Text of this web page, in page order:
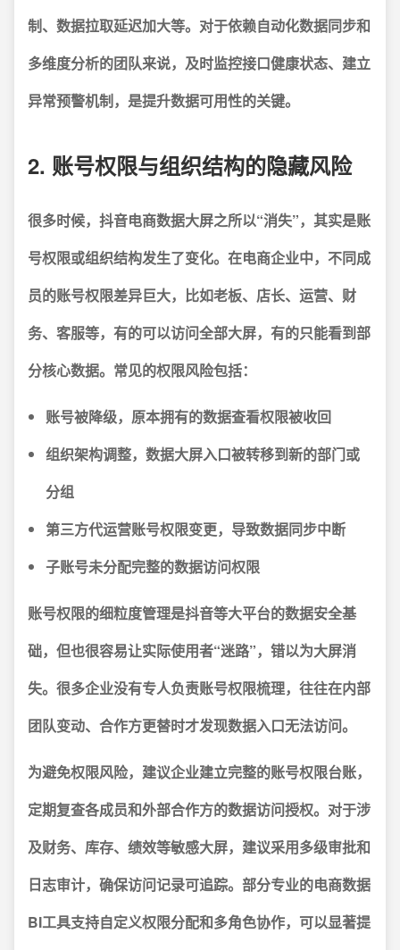
制、数据拉取延迟加大等。对于依赖自动化数据同步和
多维度分析的团队来说，及时监控接口健康状态、建立
异常预警机制，是提升数据可用性的关键。
2. 账号权限与组织结构的隐藏风险
很多时候，抖音电商数据大屏之所以“消失”，其实是账
号权限或组织结构发生了变化。 在电商企业中，不同成
员的账号权限差异巨大，比如老板、店长、运营、财
务、客服等，有的可以访问全部大屏，有的只能看到部
分核心数据。常见的权限风险包括：
账号被降级，原本拥有的数据查看权限被收回
组织架构调整，数据大屏入口被转移到新的部门或
分组
第三方代运营账号权限变更，导致数据同步中断
子账号未分配完整的数据访问权限
账号权限的细粒度管理是抖音等大平台的数据安全基
础，但也很容易让实际使用者“迷路”，错以为大屏消
失。 很多企业没有专人负责账号权限梳理，往往在内部
团队变动、合作方更替时才发现数据入口无法访问。
为避免权限风险，建议企业建立完整的账号权限台账，
定期复查各成员和外部合作方的数据访问授权。对于涉
及财务、库存、绩效等敏感大屏，建议采用多级审批和
日志审计，确保访问记录可追踪。部分专业的电商数据
BI工具支持自定义权限分配和多角色协作，可以显著提